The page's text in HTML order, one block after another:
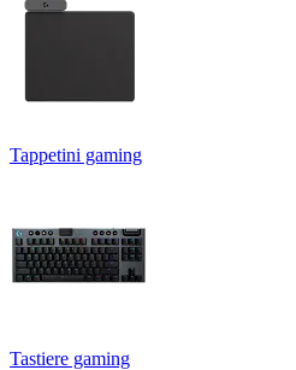
Tappetini gaming
Tastiere gaming